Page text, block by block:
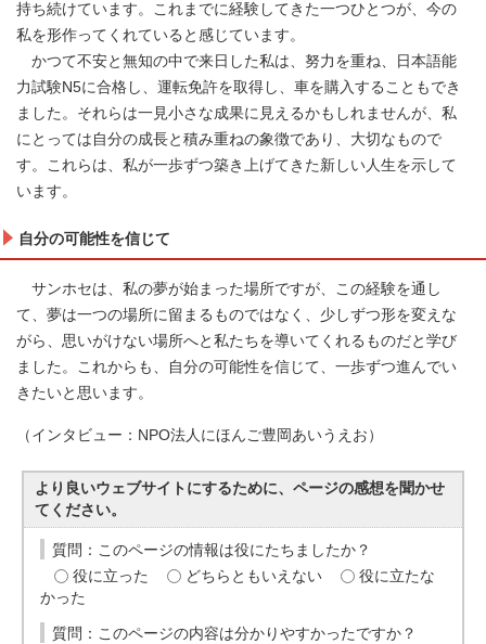
持ち続けています。これまでに経験してきた一つひとつが、今の
私を形作ってくれていると感じています。
かつて不安と無知の中で来日した私は、努力を重ね、日本語能
力試験N5に合格し、運転免許を取得し、車を購入することもでき
ました。それらは一見小さな成果に見えるかもしれませんが、私
にとっては自分の成長と積み重ねの象徴であり、大切なもので
す。これらは、私が一歩ずつ築き上げてきた新しい人生を示して
います。
自分の可能性を信じて
サンホセは、私の夢が始まった場所ですが、この経験を通し
て、夢は一つの場所に留まるものではなく、少しずつ形を変えな
がら、思いがけない場所へと私たちを導いてくれるものだと学び
ました。これからも、自分の可能性を信じて、一歩ずつ進んでい
きたいと思います。
（インタビュー：NPO法人にほんご豊岡あいうえお）
より良いウェブサイトにするために、ページの感想を聞かせ
てください。
質問：このページの情報は役にたちましたか？
役に立った
どちらともいえない
役に立たな
かった
質問：このページの内容は分かりやすかったですか？